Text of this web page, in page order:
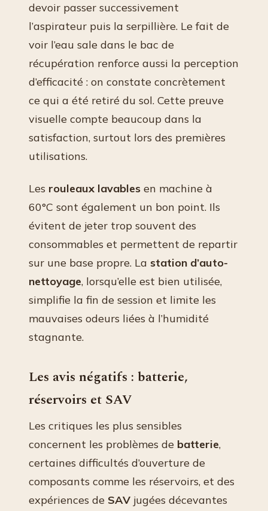
devoir passer successivement
l’aspirateur puis la serpillière. Le fait de
voir l’eau sale dans le bac de
récupération renforce aussi la perception
d’efficacité : on constate concrètement
ce qui a été retiré du sol. Cette preuve
visuelle compte beaucoup dans la
satisfaction, surtout lors des premières
utilisations.
Les rouleaux lavables en machine à
60°C sont également un bon point. Ils
évitent de jeter trop souvent des
consommables et permettent de repartir
sur une base propre. La station d’auto-
nettoyage, lorsqu’elle est bien utilisée,
simplifie la fin de session et limite les
mauvaises odeurs liées à l’humidité
stagnante.
Les avis négatifs : batterie,
réservoirs et SAV
Les critiques les plus sensibles
concernent les problèmes de batterie,
certaines difficultés d’ouverture de
composants comme les réservoirs, et des
expériences de SAV jugées décevantes